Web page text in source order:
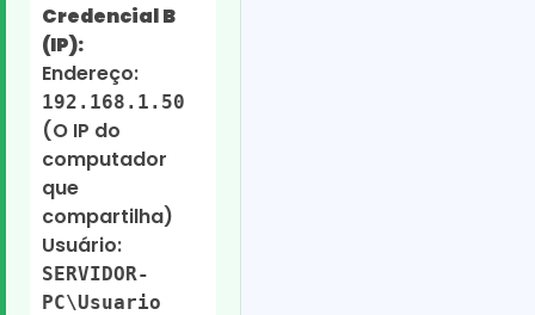
Credencial B
(IP):
Endereço:
192.168.1.50
(O IP do
computador
que
compartilha)
Usuário:
SERVIDOR-
PC\Usuario